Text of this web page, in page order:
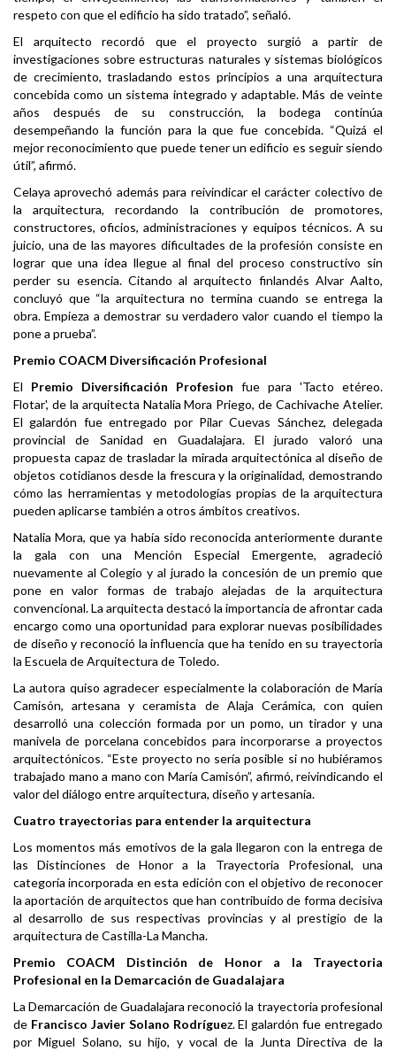
respeto con que el edificio ha sido tratado”, señaló.
El arquitecto recordó que el proyecto surgió a partir de
investigaciones sobre estructuras naturales y sistemas biológicos
de crecimiento, trasladando estos principios a una arquitectura
concebida como un sistema integrado y adaptable. Más de veinte
años después de su construcción, la bodega continúa
desempeñando la función para la que fue concebida. “Quizá el
mejor reconocimiento que puede tener un edificio es seguir siendo
útil”, afirmó.
Celaya aprovechó además para reivindicar el carácter colectivo de
la arquitectura, recordando la contribución de promotores,
constructores, oficios, administraciones y equipos técnicos. A su
juicio, una de las mayores dificultades de la profesión consiste en
lograr que una idea llegue al final del proceso constructivo sin
perder su esencia. Citando al arquitecto finlandés Alvar Aalto,
concluyó que “la arquitectura no termina cuando se entrega la
obra. Empieza a demostrar su verdadero valor cuando el tiempo la
pone a prueba”.
Premio COACM Diversificación Profesional
El Premio Diversificación Profesion fue para 'Tacto etéreo.
Flotar', de la arquitecta Natalia Mora Priego, de Cachivache Atelier.
El galardón fue entregado por Pilar Cuevas Sánchez, delegada
provincial de Sanidad en Guadalajara. El jurado valoró una
propuesta capaz de trasladar la mirada arquitectónica al diseño de
objetos cotidianos desde la frescura y la originalidad, demostrando
cómo las herramientas y metodologías propias de la arquitectura
pueden aplicarse también a otros ámbitos creativos.
Natalia Mora, que ya había sido reconocida anteriormente durante
la gala con una Mención Especial Emergente, agradeció
nuevamente al Colegio y al jurado la concesión de un premio que
pone en valor formas de trabajo alejadas de la arquitectura
convencional. La arquitecta destacó la importancia de afrontar cada
encargo como una oportunidad para explorar nuevas posibilidades
de diseño y reconoció la influencia que ha tenido en su trayectoria
la Escuela de Arquitectura de Toledo.
La autora quiso agradecer especialmente la colaboración de María
Camisón, artesana y ceramista de Alaja Cerámica, con quien
desarrolló una colección formada por un pomo, un tirador y una
manivela de porcelana concebidos para incorporarse a proyectos
arquitectónicos. “Este proyecto no sería posible si no hubiéramos
trabajado mano a mano con María Camisón”, afirmó, reivindicando el
valor del diálogo entre arquitectura, diseño y artesanía.
Cuatro trayectorias para entender la arquitectura
Los momentos más emotivos de la gala llegaron con la entrega de
las Distinciones de Honor a la Trayectoria Profesional, una
categoría incorporada en esta edición con el objetivo de reconocer
la aportación de arquitectos que han contribuido de forma decisiva
al desarrollo de sus respectivas provincias y al prestigio de la
arquitectura de Castilla-La Mancha.
Premio COACM Distinción de Honor a la Trayectoria
Profesional en la Demarcación de Guadalajara
La Demarcación de Guadalajara reconoció la trayectoria profesional
de Francisco Javier Solano Rodríguez. El galardón fue entregado
por Miguel Solano, su hijo, y vocal de la Junta Directiva de la